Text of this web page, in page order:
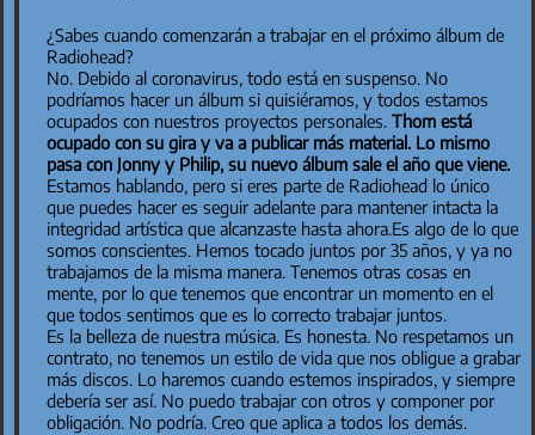
¿Sabes cuando comenzarán a trabajar en el próximo álbum de
Radiohead?
No. Debido al coronavirus, todo está en suspenso. No
podríamos hacer un álbum si quisiéramos, y todos estamos
ocupados con nuestros proyectos personales. Thom está
ocupado con su gira y va a publicar más material. Lo mismo
pasa con Jonny y Philip, su nuevo álbum sale el año que viene.
Estamos hablando, pero si eres parte de Radiohead lo único
que puedes hacer es seguir adelante para mantener intacta la
integridad artística que alcanzaste hasta ahora.Es algo de lo que
somos conscientes. Hemos tocado juntos por 35 años, y ya no
trabajamos de la misma manera. Tenemos otras cosas en
mente, por lo que tenemos que encontrar un momento en el
que todos sentimos que es lo correcto trabajar juntos.
Es la belleza de nuestra música. Es honesta. No respetamos un
contrato, no tenemos un estilo de vida que nos obligue a grabar
más discos. Lo haremos cuando estemos inspirados, y siempre
debería ser así. No puedo trabajar con otros y componer por
obligación. No podría. Creo que aplica a todos los demás.